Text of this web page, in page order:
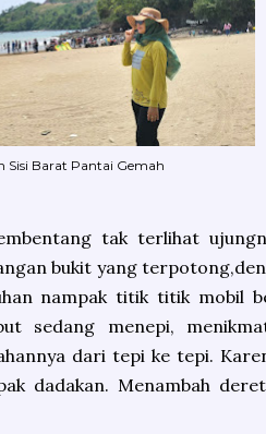
Sisi Barat Pantai Gemah
tak terlihat
bukit yang
nampak titik titik mobil
sedang menepi,
dari tepi ke tepi.
dadakan. Menambah